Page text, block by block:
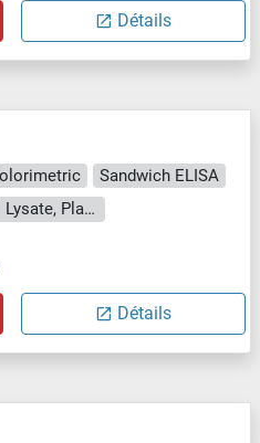
Détails
Sandwich ELISA
Cell Culture Supernatant, Cell Lysate, Plasma, Serum, Tissue Lysate
Détails